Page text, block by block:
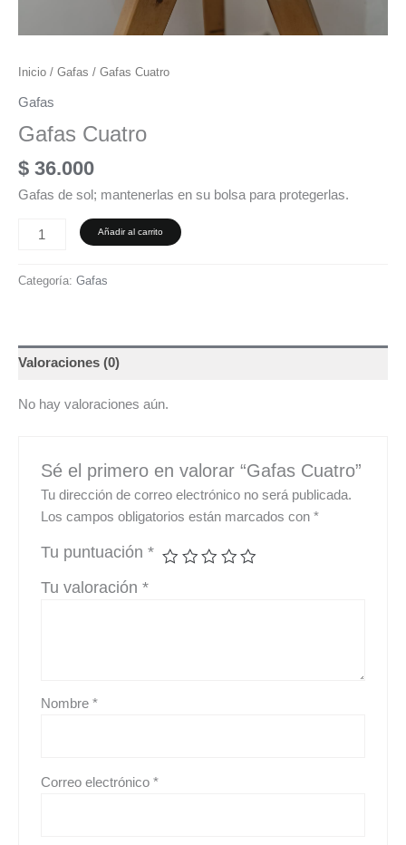
Inicio / Gafas / Gafas Cuatro
Gafas
Gafas Cuatro
$ 36.000
Gafas de sol; mantenerlas en su bolsa para protegerlas.
Añadir al carrito
Categoría: Gafas
Valoraciones (0)
No hay valoraciones aún.
Sé el primero en valorar “Gafas Cuatro”
Tu dirección de correo electrónico no será publicada.
Los campos obligatorios están marcados con*
Tu puntuación*
Tu valoración*
Nombre*
Correo electrónico*